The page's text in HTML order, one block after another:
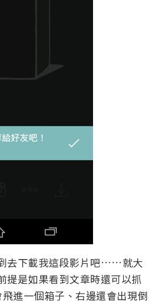
去下載我這段影片吧……就大
提是如果看到文章時還可以抓
進一個箱子、右邊還會出現倒